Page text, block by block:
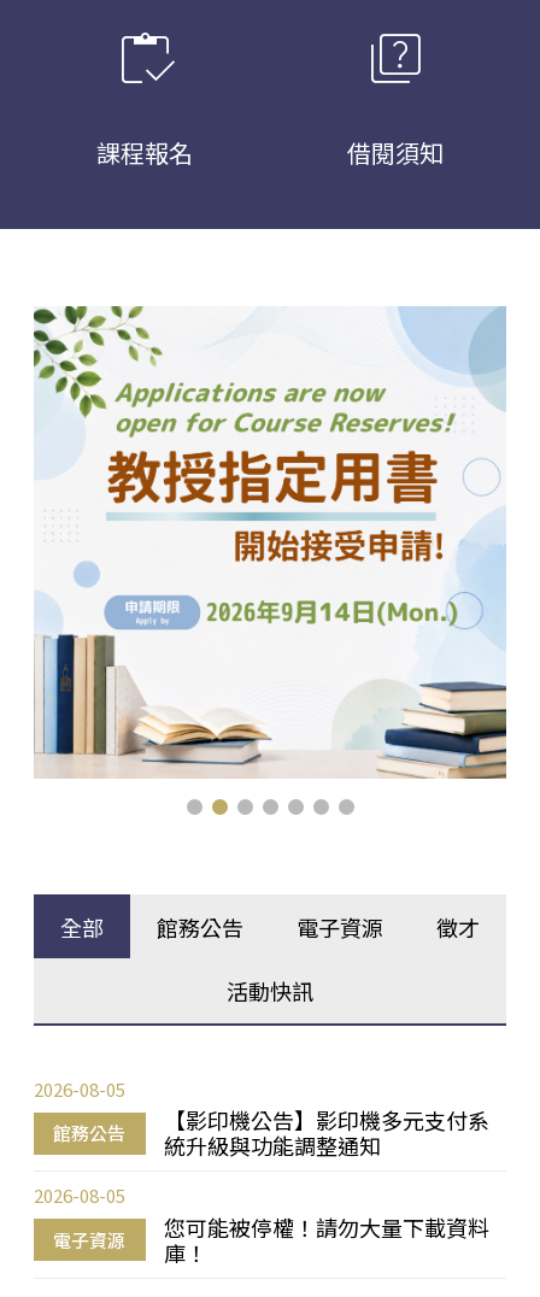
inventory
課程報名
quiz
借閱須知
全部 館務公告 電子資源 徵才
活動快訊
館務公告
【影印機公告】影印機多元支付系
統升級與功能調整通知
2026-08-05
電子資源
您可能被停權！請勿大量下載資料
庫！
2026-08-05